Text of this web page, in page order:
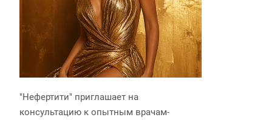
"Нефертити" приглашает на
консультацию к опытным врачам-